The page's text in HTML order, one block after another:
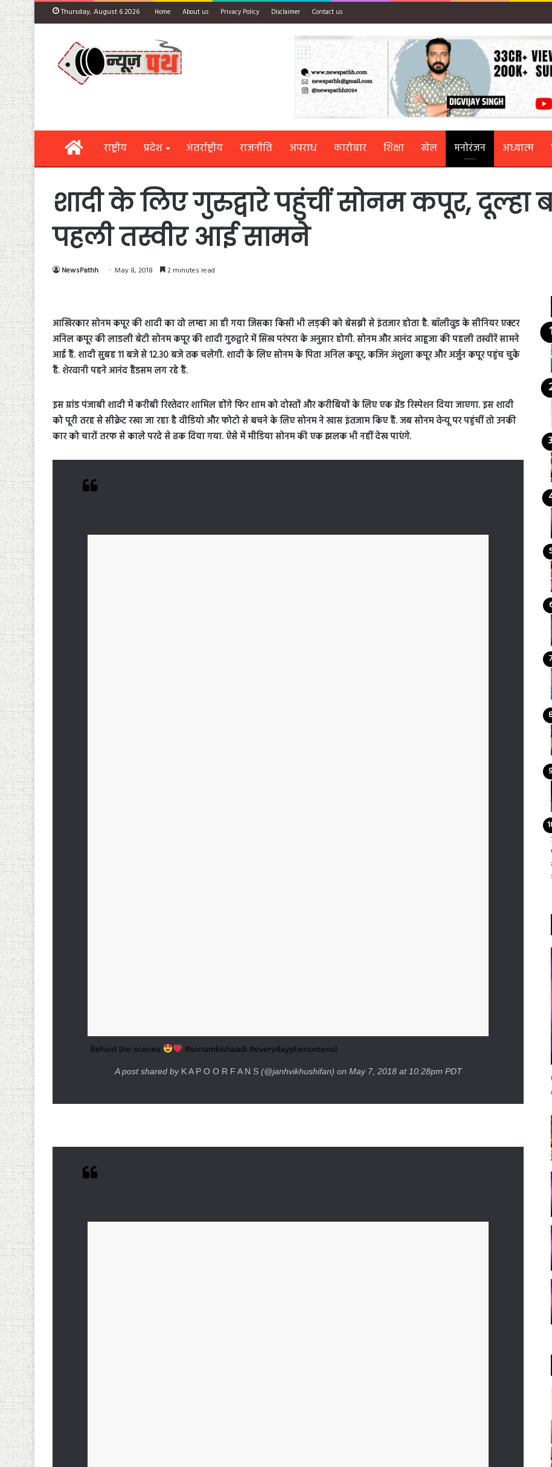
Thursday, August 6 2026 Home About us Privacy Policy Disclaimer Contact us
Homeराष्ट्रीय प्रदेश अंतर्राष्ट्रीय राजनीति अपराध कारोबार शिक्षा खेल मनोरंजन अध्यात्म
शादी के लिए गुरुद्वारे पहुंचीं सोनम कपूर,
पहली तस्वीर आई सामने
NewsPathh May 8, 2018 2 minutes read
आखिरकार सोनम कपूर की शादी का वो लम्हा आ ही गया जिसका किसी भी लड़की को बेसब्री से इंतजार होता है. बॉलीवुड के सीनियर एक्टर
अनिल कपूर की लाडली बेटी सोनम कपूर की शादी गुरुद्वारे में सिख परंपरा के अनुसार होगी. सोनम और आनंद आहूजा की पहली तस्वीरें सामने
आई हैं. शादी सुबह 11 बजे से 12.30 बजे तक चलेगी. शादी के लिए सोनम के पिता अनिल कपूर, कजिन अंशुला कपूर और अर्जुन कपूर पहुंच चुके
हैं. शेरवानी पहने आनंद हैंडसम लग रहे हैं.
इस ग्रांड पंजाबी शादी में करीबी रिश्तेदार शामिल होंगे फिर शाम को दोस्तों और करीबियों के लिए एक ग्रेंड रिस्पेशन दिया जाएगा. इस शादी
को पूरी तरह से सीक्रेट रखा जा रहा है वीडियो और फोटो से बचने के लिए सोनम ने खास इंतजाम किए हैं. जब सोनम वेन्यू पर पहुंचीं तो उनकी
कार को चारों तरफ से काले परदे से ढक दिया गया. ऐसे में मीडिया सोनम की एक झलक भी नहीं देख पाएंगे.
Behind the scenes #sonamkishaadi #everydayphenomenal
A post shared by K A P O O R F A N S(@janhvikhushifan) on May 7, 2018 at 10:28pm PDT